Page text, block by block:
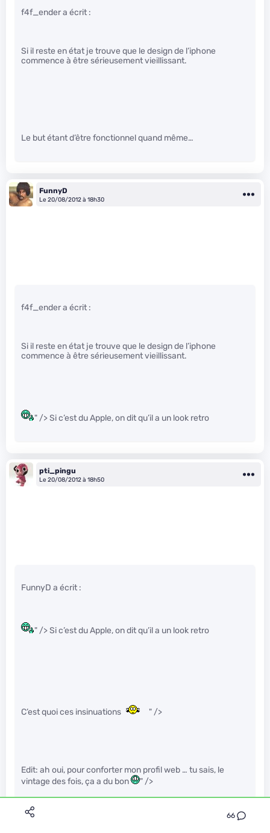
66
f4f_ender a écrit :
Si il reste en état je trouve que le design de l’iphone
commence à être sérieusement vieillissant.
Le but étant d’être fonctionnel quand même…
FunnyD
Le 20/08/2012 à 18h30
f4f_ender a écrit :
Si il reste en état je trouve que le design de l’iphone
commence à être sérieusement vieillissant.
" /> Si c’est du Apple, on dit qu’il a un look retro
pti_pingu
Le 20/08/2012 à 18h50
FunnyD a écrit :
" /> Si c’est du Apple, on dit qu’il a un look retro
C’est quoi ces insinuations " />
Edit: ah oui, pour conforter mon profil web … tu sais, le
vintage des fois, ça a du bon
" />